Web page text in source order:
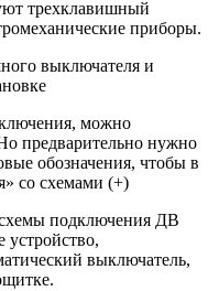
трехклавишный
приборы.
можно
предварительно нужно
обозначения, чтобы в
со схемами (+)
подключения ДВ
устройство,
выключатель,